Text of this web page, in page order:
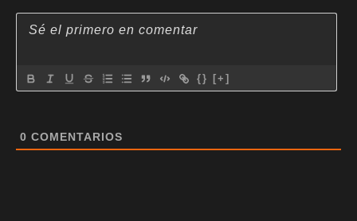
{} [+]
0 COMENTARIOS